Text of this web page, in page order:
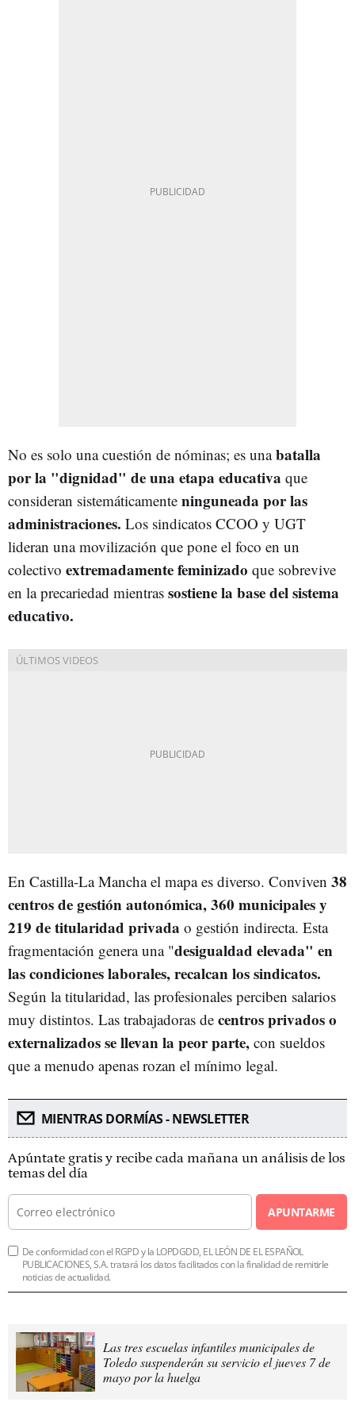
No es solo una cuestión de nóminas; es unabatalla
por la "dignidad" de una etapa educativa que
consideran sistemáticamente ninguneada por las
administraciones. Los sindicatos CCOO y UGT
lideran una movilización que pone el foco en un
colectivo extremadamente feminizado que sobrevive
en la precariedad mientras sostiene la base del sistema
educativo.
En Castilla-La Mancha el mapa es diverso. Conviven 38
centros de gestión autonómica, 360 municipales y
219 de titularidad privada o gestión indirecta. Esta
fragmentación genera una "desigualdad elevada" en
las condiciones laborales, recalcan los sindicatos.
Según la titularidad, las profesionales perciben salarios
muy distintos. Las trabajadoras de centros privados o
externalizados se llevan la peor parte, con sueldos
que a menudo apenas rozan el mínimo legal.
MIENTRAS DORMÍAS - NEWSLETTER
Apúntate gratis y recibe cada mañana un análisis de los
temas del día
APUNTARME
De conformidad con el RGPD y la LOPDGDD, EL LEÓN DE EL ESPAÑOL
PUBLICACIONES, S.A. tratará los datos facilitados con la finalidad de remitirle
noticias de actualidad.
Las tres escuelas infantiles municipales de
Toledo suspenderán su servicio el jueves 7 de
mayo por la huelga